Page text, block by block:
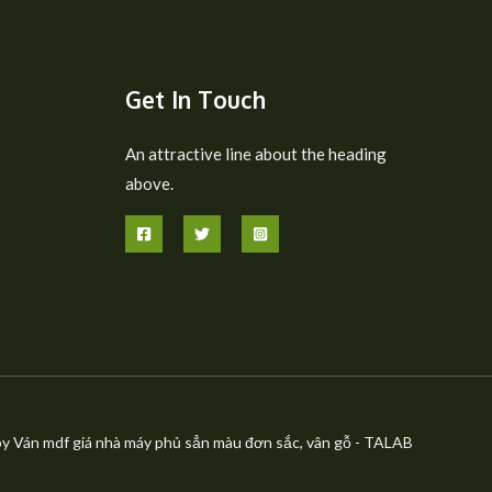
Get In Touch
An attractive line about the heading
above.
Ván mdf giá nhà máy phủ sẳn màu đơn sắc, vân gỗ - TALAB